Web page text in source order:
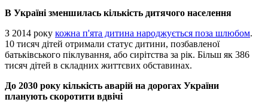
В Україні зменшилась кількість дитячого населення
З 2014 року кожна п'ята дитина народжується поза шлюбом.
10 тисяч дітей отримали статус дитини, позбавленої
батьківського піклування, або сирітства за рік. Більш як 386
тисяч дітей в складних життєвих обставинах.
До 2030 року кількість аварій на дорогах України
планують скоротити вдвічі